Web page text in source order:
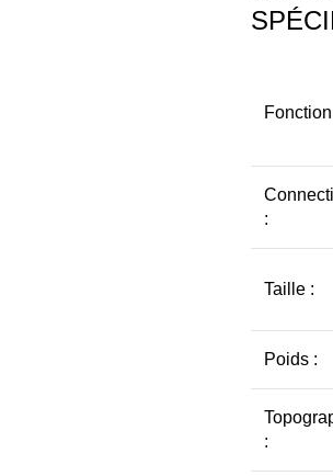
:
Taille :
Poids :
: